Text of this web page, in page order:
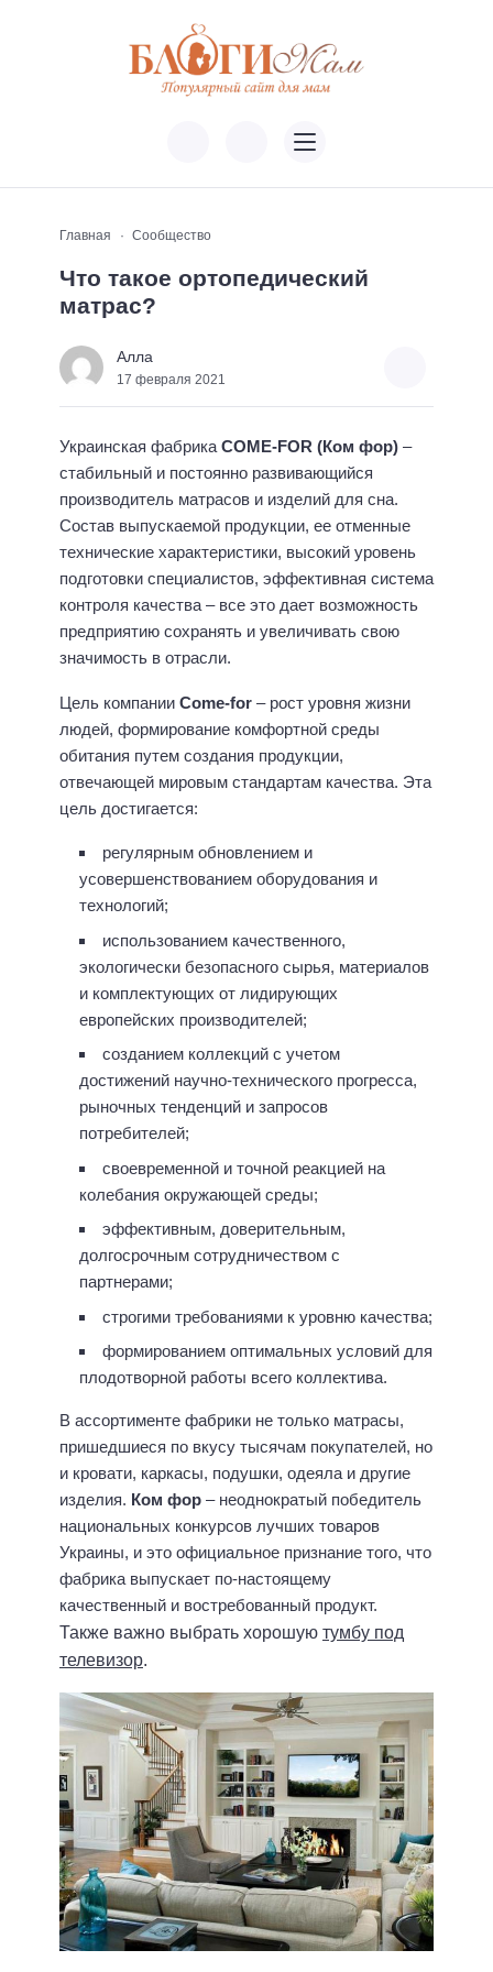
Главная Сообщество
Что такое ортопедический
матрас?
Алла
17 февраля 2021
Украинская фабрикаCOME-FOR (Ком фор) –
стабильный и постоянно развивающийся
производитель матрасов и изделий для сна.
Состав выпускаемой продукции, ее отменные
технические характеристики, высокий уровень
подготовки специалистов, эффективная система
контроля качества – все это дает возможность
предприятию сохранять и увеличивать свою
значимость в отрасли.
Цель компании Соme-for – рост уровня жизни
людей, формирование комфортной среды
обитания путем создания продукции,
отвечающей мировым стандартам качества. Эта
цель достигается:
регулярным обновлением и
усовершенствованием оборудования и
технологий;
использованием качественного,
экологически безопасного сырья, материалов
и комплектующих от лидирующих
европейских производителей;
созданием коллекций с учетом
достижений научно-технического прогресса,
рыночных тенденций и запросов
потребителей;
своевременной и точной реакцией на
колебания окружающей среды;
эффективным, доверительным,
долгосрочным сотрудничеством с
партнерами;
строгими требованиями к уровню качества;
формированием оптимальных условий для
плодотворной работы всего коллектива.
В ассортименте фабрики не только матрасы,
пришедшиеся по вкусу тысячам покупателей, но
и кровати, каркасы, подушки, одеяла и другие
изделия. Ком фор – неоднократый победитель
национальных конкурсов лучших товаров
Украины, и это официальное признание того, что
фабрика выпускает по-настоящему
качественный и востребованный продукт.
Также важно выбрать хорошую тумбу под
телевизор.